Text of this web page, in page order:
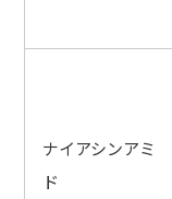
ナイアシンアミ
ド